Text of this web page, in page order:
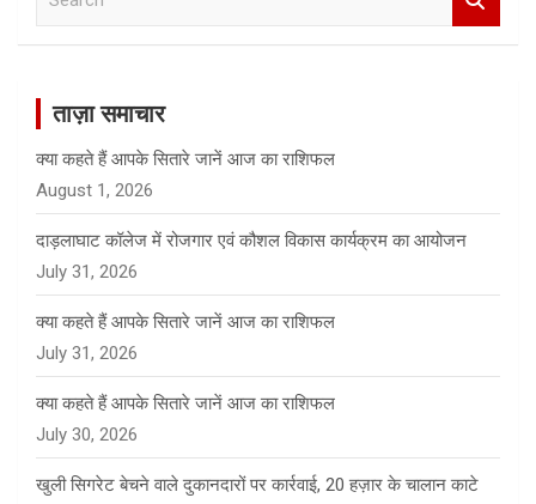
ताज़ा समाचार
क्या कहते हैं आपके सितारे जानें आज का राशिफल
August 1, 2026
दाड़लाघाट कॉलेज में रोजगार एवं कौशल विकास कार्यक्रम का आयोजन
July 31, 2026
क्या कहते हैं आपके सितारे जानें आज का राशिफल
July 31, 2026
क्या कहते हैं आपके सितारे जानें आज का राशिफल
July 30, 2026
खुली सिगरेट बेचने वाले दुकानदारों पर कार्रवाई, 20 हज़ार के चालान काटे